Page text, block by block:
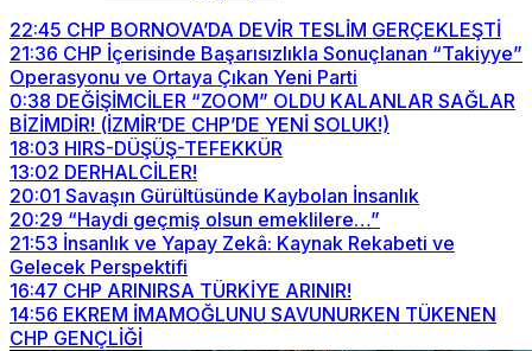
22:45 CHP BORNOVA’DA DEVİR TESLİM GERÇEKLEŞTİ
21:36 CHP İçerisinde Başarısızlıkla Sonuçlanan “Takiyye”
Operasyonu ve Ortaya Çıkan Yeni Parti
0:38 DEĞİŞİMCİLER “ZOOM” OLDU KALANLAR SAĞLAR
BİZİMDİR! (İZMİR’DE CHP’DE YENİ SOLUK!)
18:03 HIRS-DÜŞÜŞ-TEFEKKÜR
13:02 DERHALCİLER!
20:01 Savaşın Gürültüsünde Kaybolan İnsanlık
20:29 “Haydi geçmiş olsun emeklilere…”
21:53 İnsanlık ve Yapay Zekâ: Kaynak Rekabeti ve
Gelecek Perspektifi
16:47 CHP ARINIRSA TÜRKİYE ARINIR!
14:56 EKREM İMAMOĞLUNU SAVUNURKEN TÜKENEN
CHP GENÇLİĞİ